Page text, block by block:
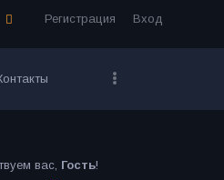
Регистрация Вход
вас, Гость!